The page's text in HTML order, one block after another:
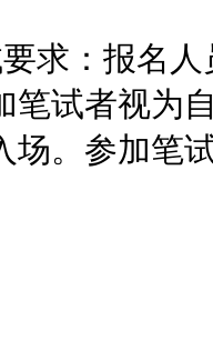
：报名人
笔试者视为
场。参加笔